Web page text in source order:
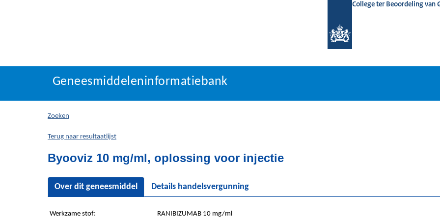
College ter Beoordeling van
Geneesmiddeleninformatiebank
U
hier:
Geneesmiddeleninformatiebank
Zoeken
Terug naar resultaatlijst
Byooviz 10 mg/ml, oplossing voor injectie
Over dit geneesmiddel Details handelsvergunning
Werkzame stof:
RANIBIZUMAB 10 mg/ml